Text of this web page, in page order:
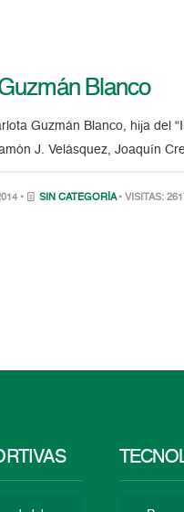
Blanco
Guzmán Blanco, hija del
J. Velásquez, Joaquín
• SIN CATEGORÍA • VISITAS: